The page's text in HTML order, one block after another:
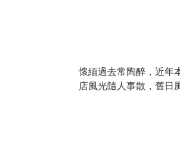
懷緬過去常陶醉，近年
店風光隨人事散，舊日